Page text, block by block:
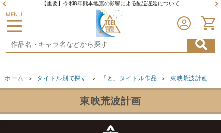
【重要】令和8年熊本地震の影響による配送遅延について
MENU
ホーム > タイトル別で探す > 「と」タイトル作品 > 東映荒波計画
東映荒波計画